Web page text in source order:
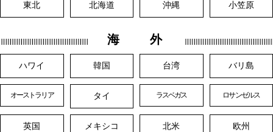
東北 北海道 沖縄 小笠原
海 外
ハワイ 韓国 台湾 バリ島
オーストラリア タイ ラスベガス ロサンゼルス
英国 メキシコ 北米 欧州